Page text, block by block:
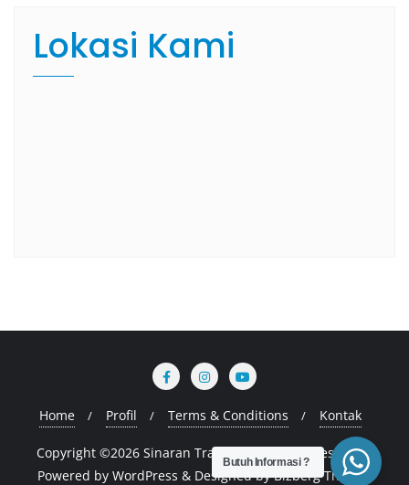
Lokasi Kami
Home Profil Terms & Conditions Kontak
Copyright ©2026 Sinaran Training . All rights reserved.
Powered by WordPress & Designed byBizberg Themes
Butuh Informasi ?